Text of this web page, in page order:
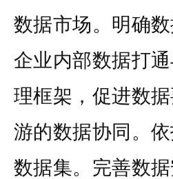
数据市场。明确
企业内部数据打
理框架，促进数
游的数据协同。
数据集。完善数